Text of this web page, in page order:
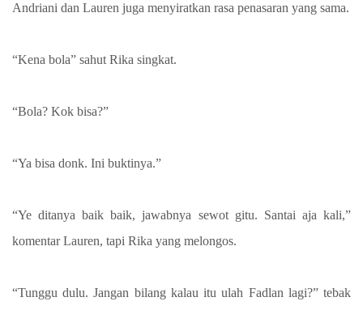
Andriani dan Lauren juga menyiratkan rasa penasaran yang sama.
“Kena bola” sahut Rika singkat.
“Bola? Kok bisa?”
“Ya bisa donk. Ini buktinya.”
“Ye ditanya baik baik, jawabnya sewot gitu. Santai aja kali,”
komentar Lauren, tapi Rika yang melongos.
“Tunggu dulu. Jangan bilang kalau itu ulah Fadlan lagi?” tebak